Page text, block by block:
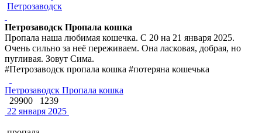
Петрозаводск
Петрозаводск Пропала кошка
Пропала наша любимая кошечка. С 20 на 21 января 2025.
Очень сильно за неё переживаем. Она ласковая, добрая, но
пугливая. Зовут Сима.
#Петрозаводск пропала кошка #потеряна кошечька
Петрозаводск Пропала кошка
29900
1239
22 января 2025